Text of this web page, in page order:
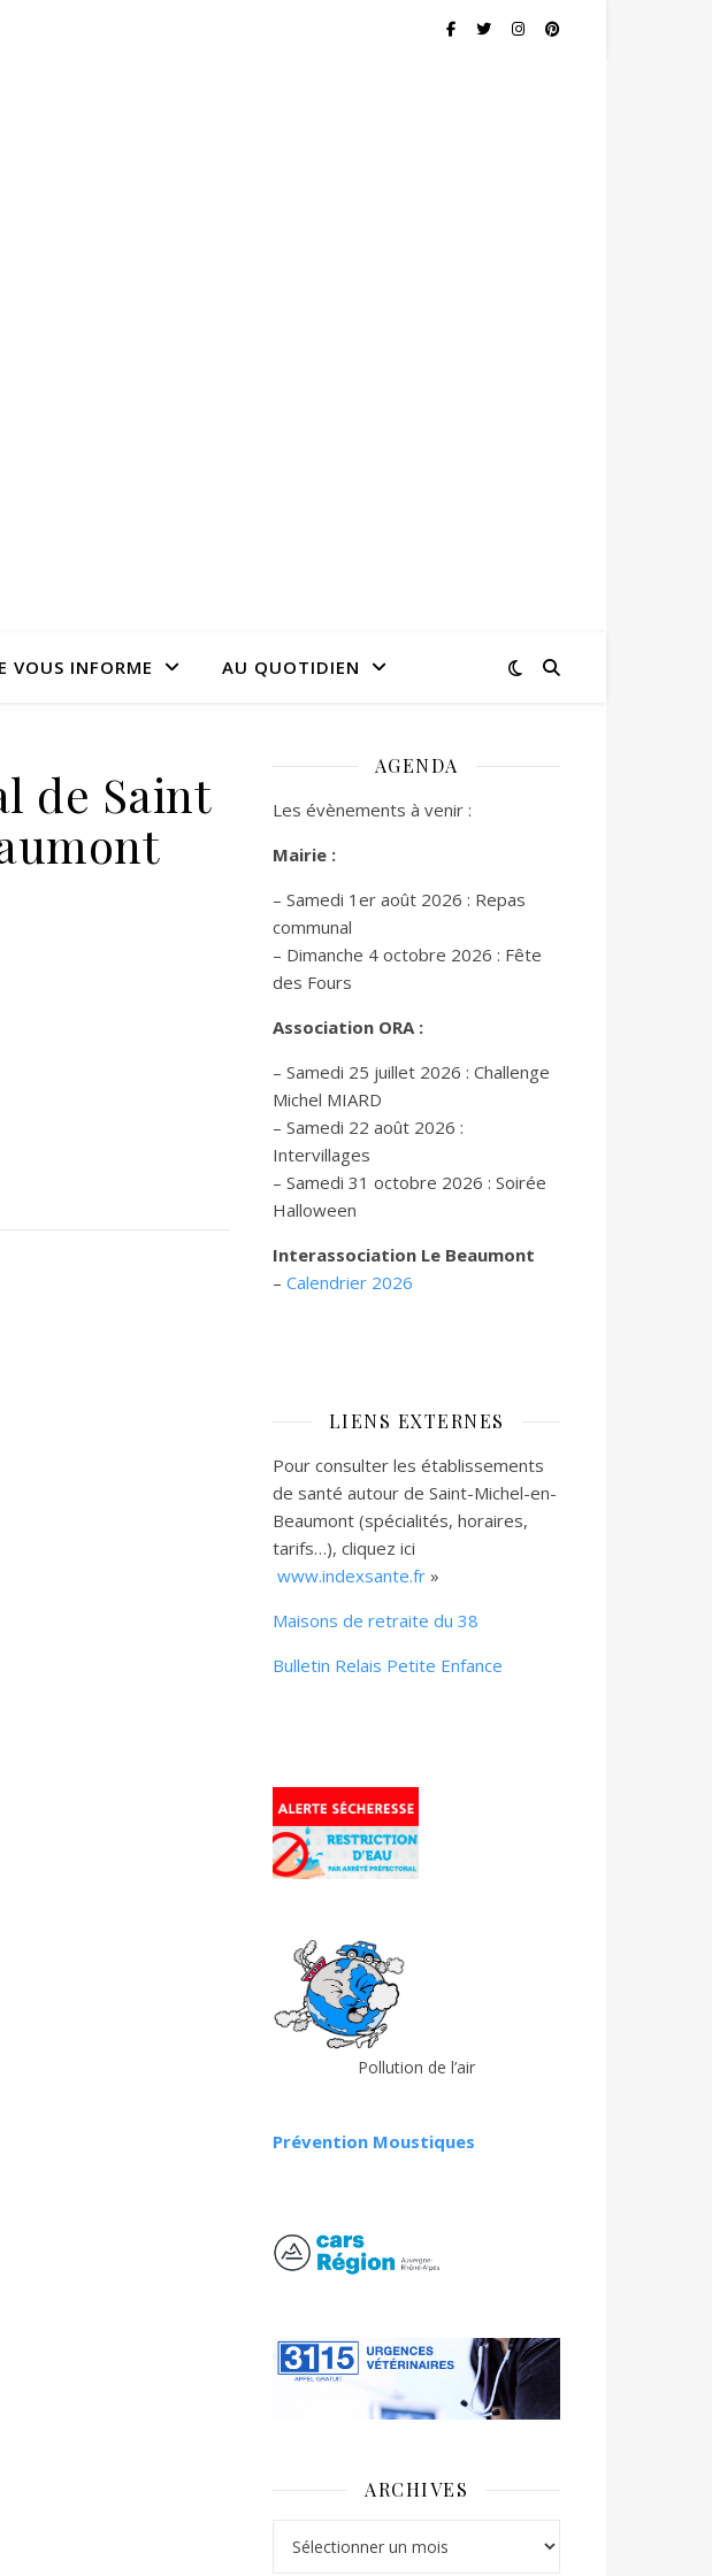
VOUS INFORME AU QUOTIDIEN
de Saint
AGENDA
Les évènements à venir :
Mairie :
– Samedi 1er août 2026 : Repas
communal
– Dimanche 4 octobre 2026 : Fête
des Fours
Association ORA :
– Samedi 25 juillet 2026 : Challenge
Michel MIARD
– Samedi 22 août 2026 :
Intervillages
– Samedi 31 octobre 2026 : Soirée
Halloween
Interassociation Le Beaumont
– Calendrier 2026
LIENS EXTERNES
Pour consulter les établissements
de santé autour de Saint-Michel-en-
Beaumont (spécialités, horaires,
tarifs…), cliquez ici
www.indexsante.fr »
Maisons de retraite du 38
Bulletin Relais Petite Enfance
Pollution de l’air
Prévention Moustiques
ARCHIVES